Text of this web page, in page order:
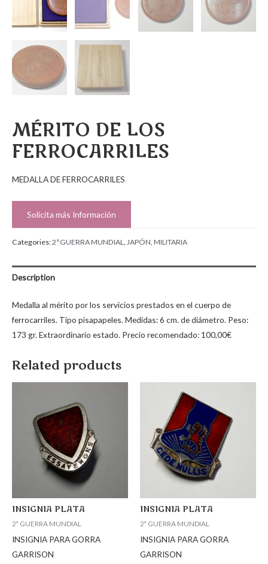
MÉRITO DE LOS
FERROCARRILES
MEDALLA DE FERROCARRILES
Solicita más Información
Categories:2ª GUERRA MUNDIAL, JAPÓN, MILITARIA
Description
Medalla al mérito por los servicios prestados en el cuerpo de
ferrocarriles. Tipo pisapapeles. Medidas: 6 cm. de diámetro. Peso:
173 gr. Extraordinario estado. Precio recomendado: 100,00€
Related products
INSIGNIA PLATA
2ª GUERRA MUNDIAL
INSIGNIA PARA GORRA
GARRISON
INSIGNIA PLATA
2ª GUERRA MUNDIAL
INSIGNIA PARA GORRA
GARRISON